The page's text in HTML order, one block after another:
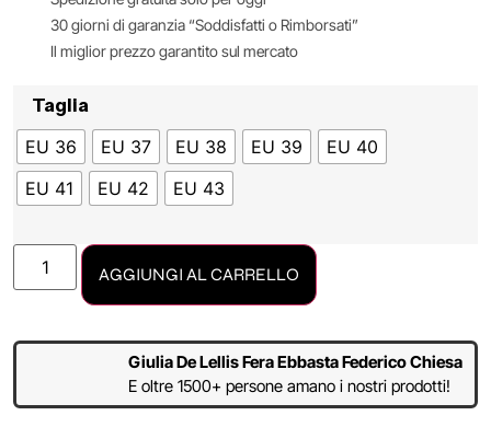
30 giorni di garanzia “Soddisfatti o Rimborsati”
Il miglior prezzo garantito sul mercato
Taglia
EU 36
EU 37 EU 38 EU 39
EU 40
EU 41
EU 42 EU 43
AGGIUNGI AL CARRELLO
Giulia De Lellis Fera Ebbasta Federico Chiesa
E oltre 1500+ persone amano i nostri prodotti!